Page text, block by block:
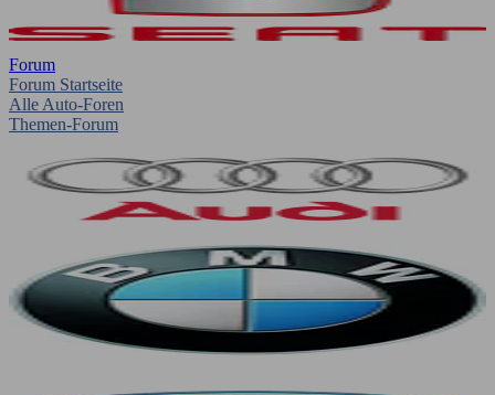
Forum
Forum Startseite
Alle Auto-Foren
Themen-Forum